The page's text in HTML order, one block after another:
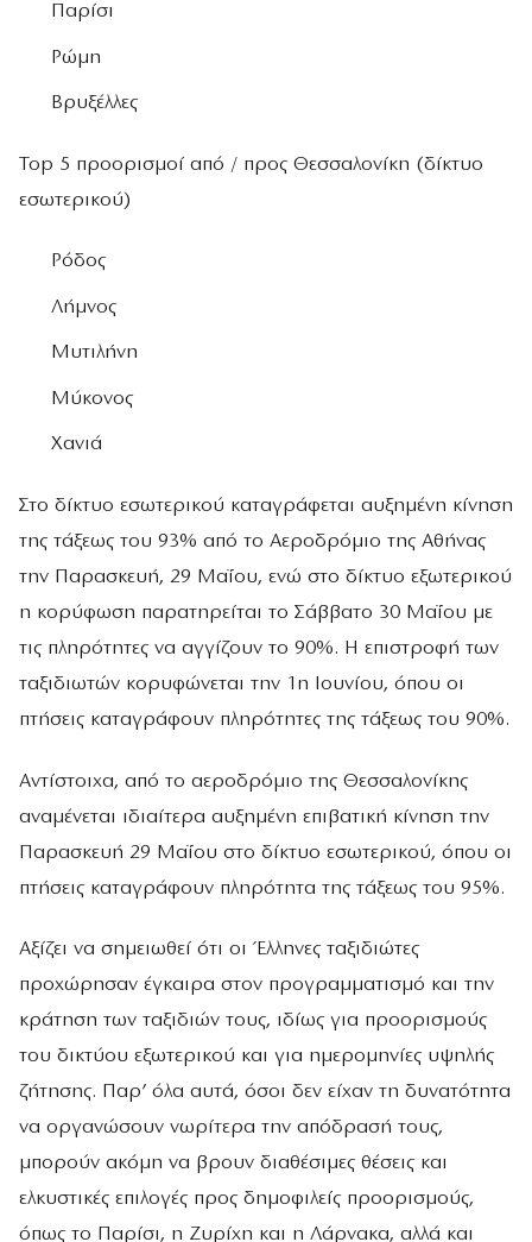
Παρίσι
Ρώμη
Βρυξέλλες
Top 5 προορισμοί από / προς Θεσσαλονίκη (δίκτυο
εσωτερικού)
Ρόδος
Λήμνος
Μυτιλήνη
Μύκονος
Χανιά
Στο δίκτυο εσωτερικού καταγράφεται αυξημένη κίνηση
της τάξεως του 93% από το Αεροδρόμιο της Αθήνας
την Παρασκευή, 29 Μαΐου, ενώ στο δίκτυο εξωτερικού
η κορύφωση παρατηρείται το Σάββατο 30 Μαΐου με
τις πληρότητες να αγγίζουν το 90%. Η επιστροφή των
ταξιδιωτών κορυφώνεται την 1η Ιουνίου, όπου οι
πτήσεις καταγράφουν πληρότητες της τάξεως του 90%.
Αντίστοιχα, από το αεροδρόμιο της Θεσσαλονίκης
αναμένεται ιδιαίτερα αυξημένη επιβατική κίνηση την
Παρασκευή 29 Μαΐου στο δίκτυο εσωτερικού, όπου οι
πτήσεις καταγράφουν πληρότητα της τάξεως του 95%.
Αξίζει να σημειωθεί ότι οι Έλληνες ταξιδιώτες
προχώρησαν έγκαιρα στον προγραμματισμό και την
κράτηση των ταξιδιών τους, ιδίως για προορισμούς
του δικτύου εξωτερικού και για ημερομηνίες υψηλής
ζήτησης. Παρ’ όλα αυτά, όσοι δεν είχαν τη δυνατότητα
να οργανώσουν νωρίτερα την απόδρασή τους,
μπορούν ακόμη να βρουν διαθέσιμες θέσεις και
ελκυστικές επιλογές προς δημοφιλείς προορισμούς,
όπως το Παρίσι, η Ζυρίχη και η Λάρνακα, αλλά και